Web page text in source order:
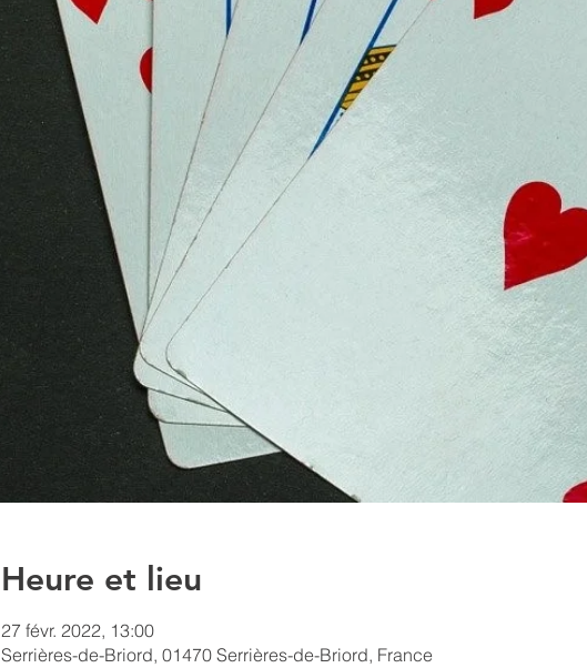
Heure et lieu
27 févr. 2022, 13:00
Serrières-de-Briord, 01470 Serrières-de-Briord, France